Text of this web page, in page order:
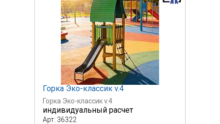
Горка Эко-классик v.4
Горка Эко-классик v.4
индивидуальный расчет
Арт: 36322